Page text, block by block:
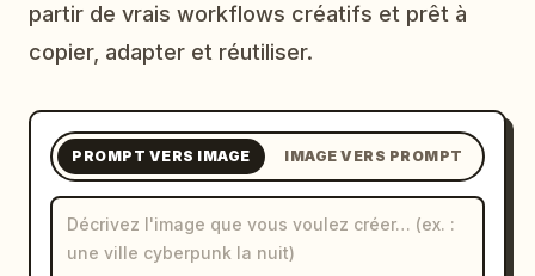
Mises à jour
partir de vrais workflows créatifs et prêt à
copier, adapter et réutiliser.
PROMPT VERS IMAGE IMAGE VERS PROMPT